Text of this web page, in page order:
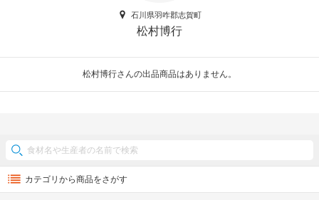
石川県羽咋郡志賀町
松村博行
松村博行さんの出品商品はありません。
カテゴリから商品をさがす